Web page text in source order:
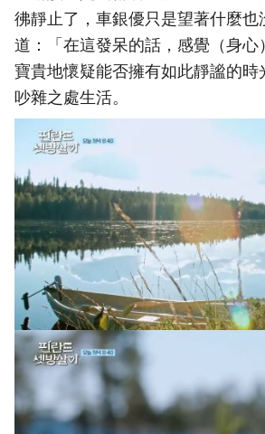
彿靜止了，車銀優只是望著什麼也
道：「在這發呆的話，感覺（身心
寶貴地懷疑能否擁有如此靜謐的時
吵雜之處生活。